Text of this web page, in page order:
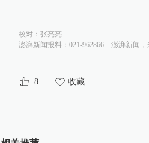
校对： 张亮亮
澎湃新闻报料：021-962866
澎湃新闻
8 收藏